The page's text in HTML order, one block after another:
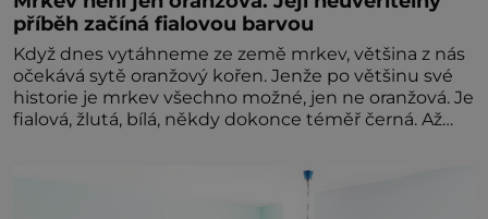
příběh začíná fialovou barvou
Když dnes vytáhneme ze země mrkev, většina z nás
očekává sytě oranžový kořen. Jenže po většinu své
historie je mrkev všechno možné, jen ne oranžová. Je
fialová, žlutá, bílá, někdy dokonce téměř černá. Až
nedokážeme představit. Její příběh je